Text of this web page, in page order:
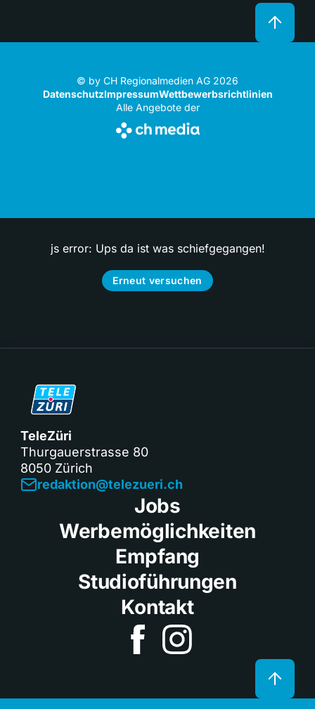
© by CH Regionalmedien AG 2026
DatenschutzImpressumWettbewerbsrichtlinien
Alle Angebote der
js error: Ups da ist was schiefgegangen!
Erneut versuchen
TeleZüri
Thurgauerstrasse 80
8050 Zürich
redaktion@telezueri.ch
Jobs
Werbemöglichkeiten
Empfang
Studioführungen
Kontakt